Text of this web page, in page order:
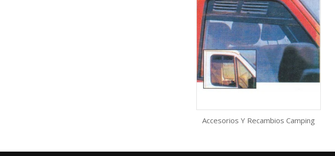
Accesorios Y Recambios Camping